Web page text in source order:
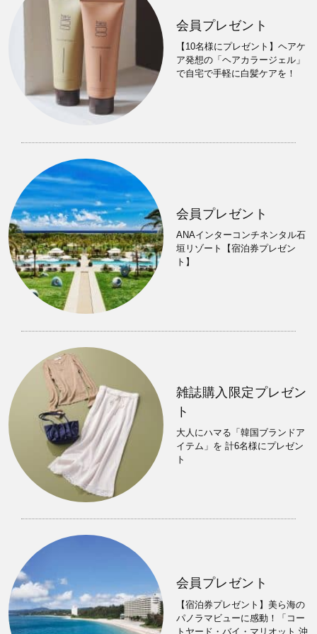
会員プレゼント
【10名様にプレゼント】ヘアケ
ア発想の「ヘアカラージェル」
で自宅で手軽に白髪ケアを！
会員プレゼント
ANAインターコンチネンタル石
垣リゾート【宿泊券プレゼン
ト】
雑誌購入限定プレゼン
ト
大人にハマる「韓国ブランドア
イテム」を 計6名様にプレゼン
ト
会員プレゼント
【宿泊券プレゼント】美ら海の
パノラマビューに感動！「コー
トヤード・バイ・マリオット 沖